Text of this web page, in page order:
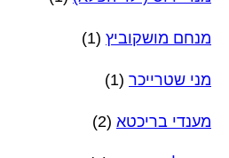
מנחם מושקוביץ (1)
מני שטרייכר (1)
מענדי בריכטא (2)